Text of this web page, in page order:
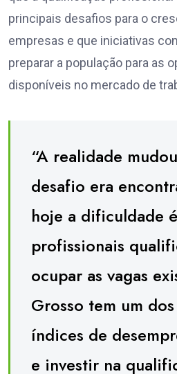
principais desafios para o
empresas e que iniciativas
preparar a população para as
disponíveis no mercado de
“A realidade
desafio era
hoje a dificuldade
profissionais
ocupar as vagas
Grosso tem um
índices de
e investir na